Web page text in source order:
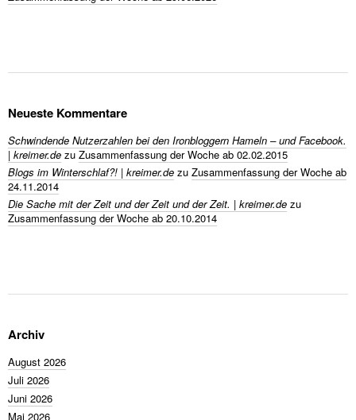
Neueste Kommentare
Schwindende Nutzerzahlen bei den Ironbloggern Hameln – und Facebook.
| kreimer.de zu Zusammenfassung der Woche ab 02.02.2015
Blogs im Winterschlaf?! | kreimer.de zu Zusammenfassung der Woche ab
24.11.2014
Die Sache mit der Zeit und der Zeit und der Zeit. | kreimer.de zu
Zusammenfassung der Woche ab 20.10.2014
Archiv
August 2026
Juli 2026
Juni 2026
Mai 2026